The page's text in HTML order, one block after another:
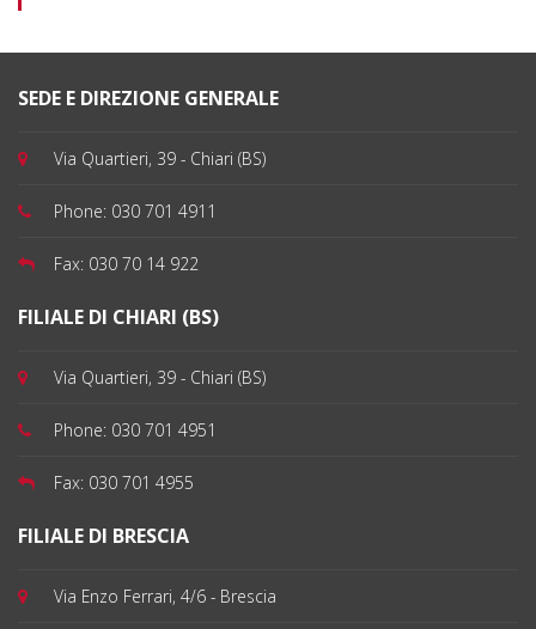
SEDE E DIREZIONE GENERALE
Via Quartieri, 39 - Chiari (BS)
Phone: 030 701 4911
Fax: 030 70 14 922
FILIALE DI CHIARI (BS)
Via Quartieri, 39 - Chiari (BS)
Phone: 030 701 4951
Fax: 030 701 4955
FILIALE DI BRESCIA
Via Enzo Ferrari, 4/6 - Brescia